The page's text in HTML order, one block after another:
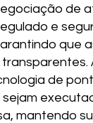
de
e
que
de
sejam
mantendo